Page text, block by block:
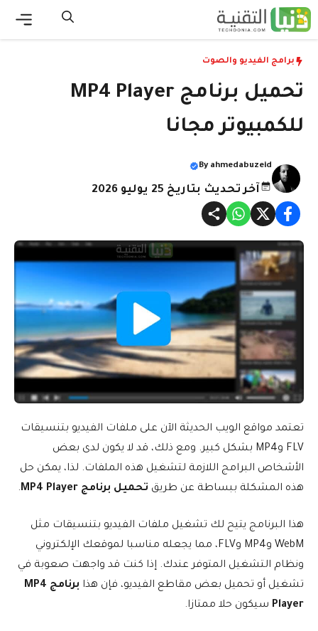
انتقل
إلى
برامج الفيديو والصوت
تحميل برنامج MP4 Player
للكمبيوتر مجانا
By ahmedabuzeid
آخر تحديث بتاريخ 25 يوليو 2026
تعتمد مواقع الويب الحديثة الآن على ملفات الفيديو بتنسيقات
FLV وMP4 بشكل كبير. ومع ذلك، قد لا يكون لدى بعض
الأشخاص البرامج اللازمة لتشغيل هذه الملفات. لذا، يمكن حل
هذه المشكلة ببساطة عن طريق تحميل برنامج MP4 Player .
هذا البرنامج يتيح لك تشغيل ملفات الفيديو بتنسيقات مثل
WebM وMP4 وFLV، مما يجعله مناسبا لموقعك الإلكتروني
ونظام التشغيل المتوفر عندك. إذا كنت قد واجهت صعوبة في
تشغيل أو تحميل بعض مقاطع الفيديو، فإن هذا
برنامج MP4
Player سيكون حلا ممتازا.